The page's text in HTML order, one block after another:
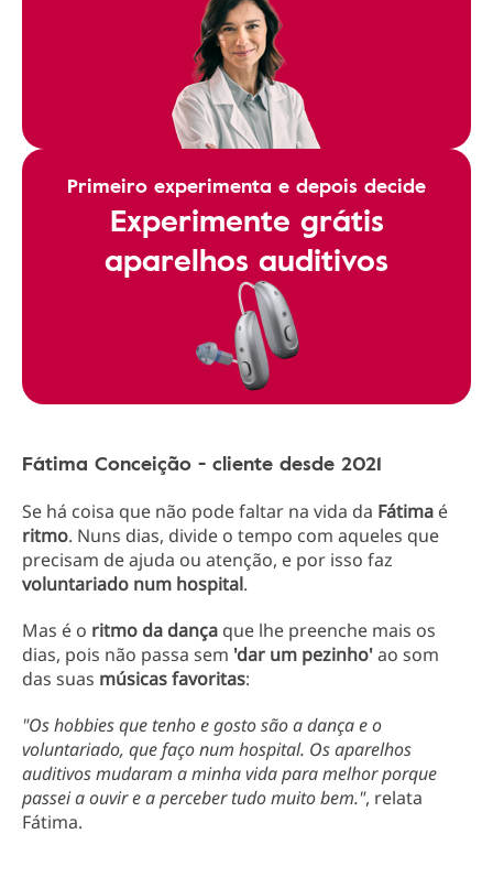
Primeiro experimenta e depois decide
Experimente grátis
aparelhos auditivos
Fátima Conceição - cliente desde 2021
Se há coisa que não pode faltar na vida da Fátima é
ritmo. Nuns dias, divide o tempo com aqueles que
precisam de ajuda ou atenção, e por isso faz
voluntariado num hospital.
Mas é o ritmo da dança que lhe preenche mais os
dias, pois não passa sem 'dar um pezinho'ao som
das suas músicas favoritas:
"Os hobbies que tenho e gosto são a dança e o
voluntariado, que faço num hospital. Os aparelhos
auditivos mudaram a minha vida para melhor porque
passei a ouvir e a perceber tudo muito bem.", relata
Fátima.